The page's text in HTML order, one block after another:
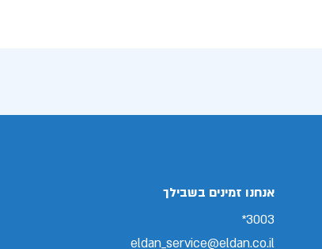
אנחנו זמינים בשבילך
3003*
eldan_service@eldan.co.il